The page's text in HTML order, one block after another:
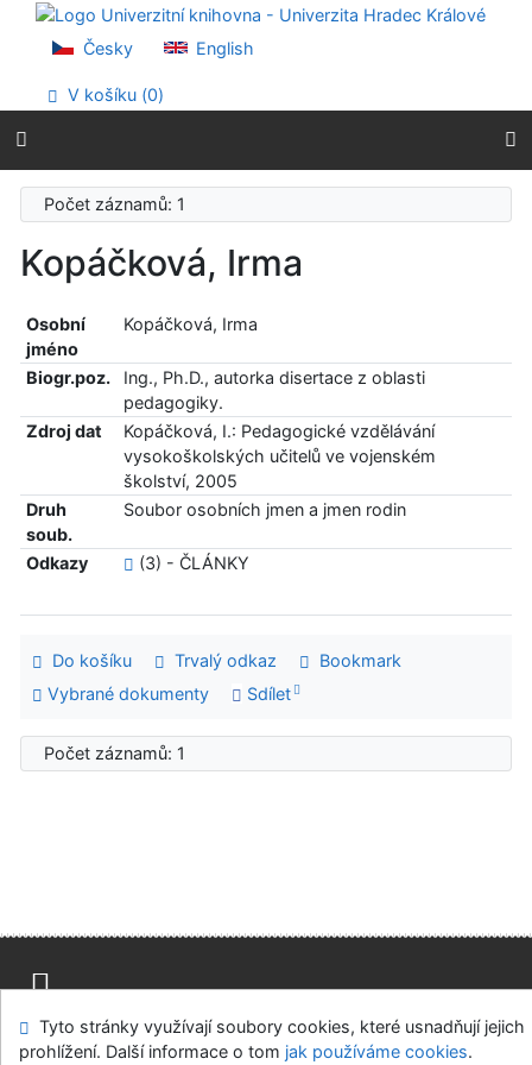
Přejít na obsah
Přejít na menu
Prohlášení o webové přístupnosti
Česky English
V košíku (0)
Počet záznamů: 1
Kopáčková, Irma
Osobní
jméno
Kopáčková, Irma
Biogr.poz.
Ing., Ph.D., autorka disertace z oblasti
pedagogiky.
Zdroj dat
Kopáčková, I.: Pedagogické vzdělávání
vysokoškolských učitelů ve vojenském
školství, 2005
Druh
soub.
Soubor osobních jmen a jmen rodin
Odkazy (3) - ČLÁNKY
Do košíku Trvalý odkaz
Bookmark
Vybrané dokumenty
Sdílet
Počet záznamů: 1
Mapa stránek Přístupnost
Soukromí
Modul OpenSearch
Napište nám Nastavení cookies
Tyto stránky využívají soubory cookies, které usnadňují jejich
prohlížení. Další informace o tom jak používáme cookies.